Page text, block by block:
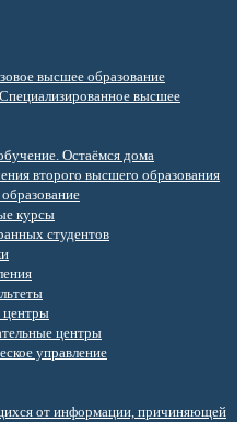
высшее образование
высшее
Остаёмся дома
второго высшего образования
курсы
студентов
центры
центры
управление
от информации, причиняющей